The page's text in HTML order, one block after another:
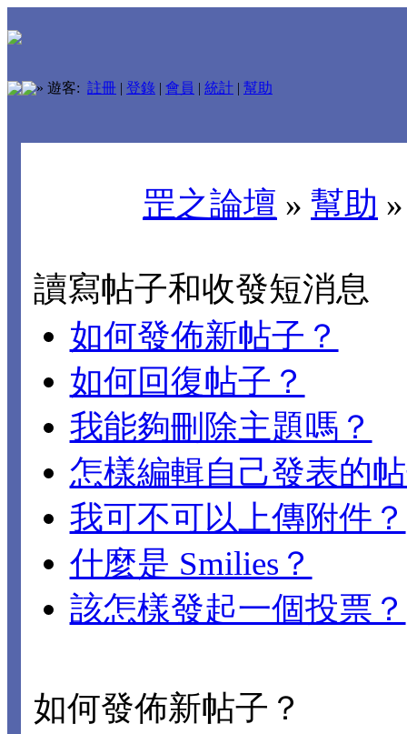
» 遊客: 註冊 | 登錄 | 會員 | 統計 | 幫助
罡之論壇 » 幫助
讀寫帖子和收發短消息
如何發佈新帖子？
如何回復帖子？
我能夠刪除主題嗎？
怎樣編輯自己發表的
我可不可以上傳附件？
什麼是 Smilies？
該怎樣發起一個投票？
如何發佈新帖子？